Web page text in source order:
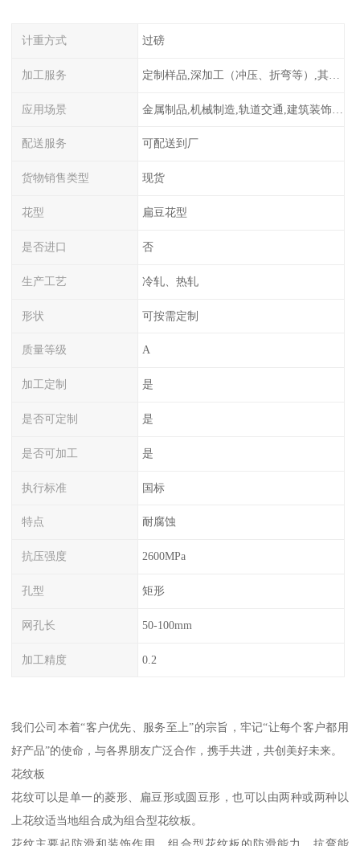
计重方式 过磅
加工服务 定制样品,深加工（冲压、折弯等）,其他加工服务
应用场景 金属制品,机械制造,轨道交通,建筑装饰,核电,化工设备等
配送服务 可配送到厂
货物销售类型 现货
花型 扁豆花型
是否进口 否
生产工艺 冷轧、热轧
形状 可按需定制
质量等级 A
加工定制 是
是否可定制 是
是否可加工 是
执行标准 国标
特点 耐腐蚀
抗压强度 2600MPa
孔型 矩形
网孔长 50-100mm
加工精度 0.2
我们公司本着“客户优先、服务至上”的宗旨，牢记“让每个客户都用
好产品”的使命，与各界朋友广泛合作，携手共进，共创美好未来。
花纹板
花纹可以是单一的菱形、扁豆形或圆豆形，也可以由两种或两种以
上花纹适当地组合成为组合型花纹板。